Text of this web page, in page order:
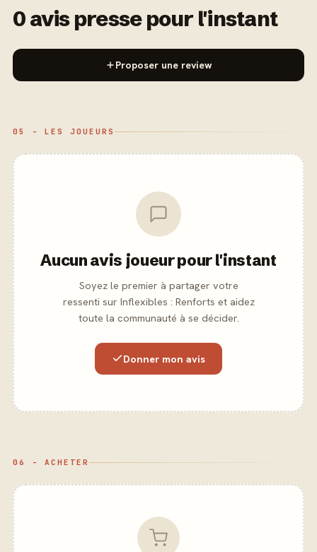
0 avis presse pour l'instant
Proposer une review
05 - LES JOUEURS
Aucun avis joueur pour l'instant
Soyez le premier à partager votre
ressenti sur Inflexibles : Renforts et aidez
toute la communauté à se décider.
Donner mon avis
06 - ACHETER